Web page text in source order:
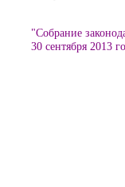
"Собрание
30 сентября 2013